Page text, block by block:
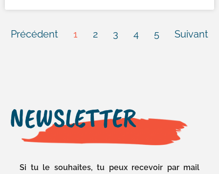
Précédent 1 2 3 4 5 Suivant
NEWSLETTER
Si tu le souhaites, tu peux recevoir par mail